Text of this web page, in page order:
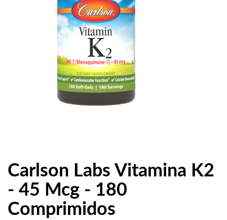
Carlson Labs Vitamina K2
- 45 Mcg - 180
Comprimidos